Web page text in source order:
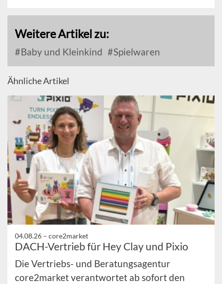
Weitere Artikel zu:
Baby und Kleinkind Spielwaren
Ähnliche Artikel
04.08.26 – core2market
DACH-Vertrieb für Hey Clay und Pixio
Die Vertriebs- und Beratungsagentur
core2market verantwortet ab sofort den